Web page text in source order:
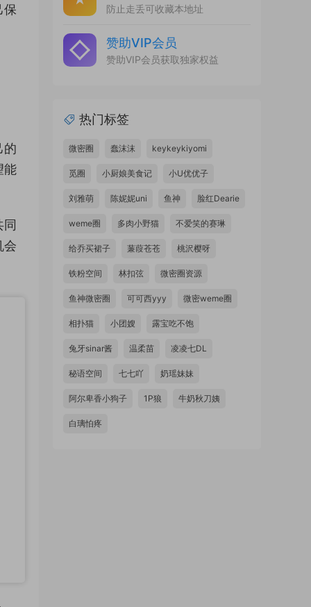
保
的
能
会
防止走丢可收藏本地址
赞助VIP会员
赞助VIP会员获取独家权益
热门标签
微密圈 蠢沫沫 keykeykiyomi
觅圈 小厨娘美食记 小U优优子
刘雅萌 陈妮妮uni 鱼神 脸红Dearie
weme圈 多肉小野猫 不爱笑的赛琳
给乔买裙子 蒹葭苍苍 桃沢樱呀
铁粉空间 林扣弦 微密圈资源
鱼神微密圈 可可西yyy 微密weme圈
相扑猫 小团嫂 露宝吃不饱
兔牙sinar酱 温柔苗 凌凌七DL
秘语空间 七七吖 奶瑶妹妹
阿尔卑香小狗子 1P狼 牛奶秋刀姨
白璃怕疼